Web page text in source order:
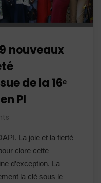
nouveaux
de la 16ᵉ
PI
La joie et la fierté
clore cette
d’exception. La
la clé sous le